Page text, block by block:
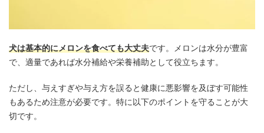
犬は基本的にメロンを食べても大丈夫です。メロンは水分が豊富
で、適量であれば水分補給や栄養補助として役立ちます。
ただし、与えすぎや与え方を誤ると健康に悪影響を及ぼす可能性
もあるため注意が必要です。特に以下のポイントを守ることが大
切です。